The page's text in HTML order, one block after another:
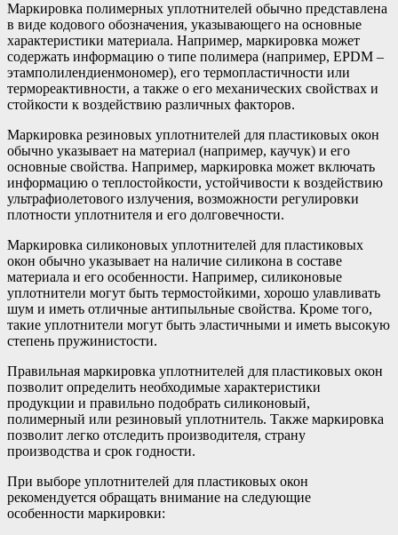
Маркировка полимерных уплотнителей обычно представлена
в виде кодового обозначения, указывающего на основные
характеристики материала. Например, маркировка может
содержать информацию о типе полимера (например, EPDM –
этамполилендиенмономер), его термопластичности или
термореактивности, а также о его механических свойствах и
стойкости к воздействию различных факторов.
Маркировка резиновых уплотнителей для пластиковых окон
обычно указывает на материал (например, каучук) и его
основные свойства. Например, маркировка может включать
информацию о теплостойкости, устойчивости к воздействию
ультрафиолетового излучения, возможности регулировки
плотности уплотнителя и его долговечности.
Маркировка силиконовых уплотнителей для пластиковых
окон обычно указывает на наличие силикона в составе
материала и его особенности. Например, силиконовые
уплотнители могут быть термостойкими, хорошо улавливать
шум и иметь отличные антипыльные свойства. Кроме того,
такие уплотнители могут быть эластичными и иметь высокую
степень пружинистости.
Правильная маркировка уплотнителей для пластиковых окон
позволит определить необходимые характеристики
продукции и правильно подобрать силиконовый,
полимерный или резиновый уплотнитель. Также маркировка
позволит легко отследить производителя, страну
производства и срок годности.
При выборе уплотнителей для пластиковых окон
рекомендуется обращать внимание на следующие
особенности маркировки: